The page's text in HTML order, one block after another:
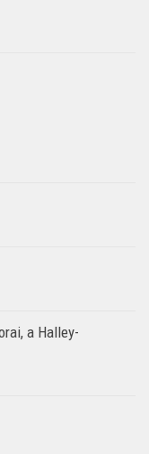
a Halley-